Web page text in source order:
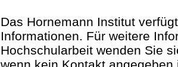
Das Hornemann Institut
Informationen. Für weitere
Hochschularbeit wenden Sie
wenn kein Kontakt